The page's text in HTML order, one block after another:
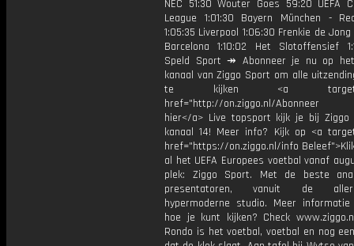
NEC 51:30 Wouter Goes 59:20 UEFA
League 1:01:30 Bayern München -
1:05:35 Liverpool 1:06:30 Frenkie de
Barcelona 1:10:02 Het Slotoffensief
Speld Sport ↠ Abonneer je nu op het
kanaal van Ziggo Sport om alle
te kijken <a
href="http://on.ziggo.nl/
hier</a> Live topsport kijk je bij
kanaal 14! Meer info? Kijk op <a
href="https://on.ziggo.nl/info
al het UEFA Europees voetbal vanaf
plek: Ziggo Sport. Met de beste
presentatoren, vanuit de
hypermoderne studio. Meer
hoe je kunt kijken? Check
Rondo is het voetbal, voetbal en nog